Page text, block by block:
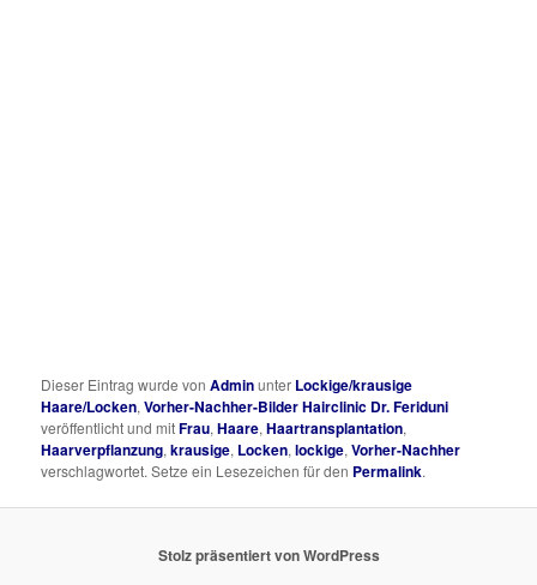
Dieser Eintrag wurde vonAdminunter Lockige/krausige
Haare/Locken,Vorher-Nachher-Bilder Hairclinic Dr. Feriduni
veröffentlicht und mitFrau,Haare,Haartransplantation,
Haarverpflanzung,krausige, Locken,lockige,Vorher-Nachher
verschlagwortet. Setze ein Lesezeichen für den Permalink.
Stolz präsentiert von WordPress